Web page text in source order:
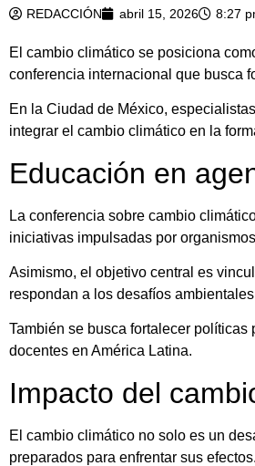
REDACCIÓN abril 15, 2026 8:27
El cambio climático se posiciona
conferencia internacional que busca
En la Ciudad de México,
integrar el cambio climático en la
Educación en
La conferencia sobre cambio
iniciativas impulsadas por
Asimismo, el objetivo central es
respondan a los desafíos
También se busca fortalecer
docentes en América Latina.
Impacto del
El cambio climático no solo es un
preparados para enfrentar sus efectos.